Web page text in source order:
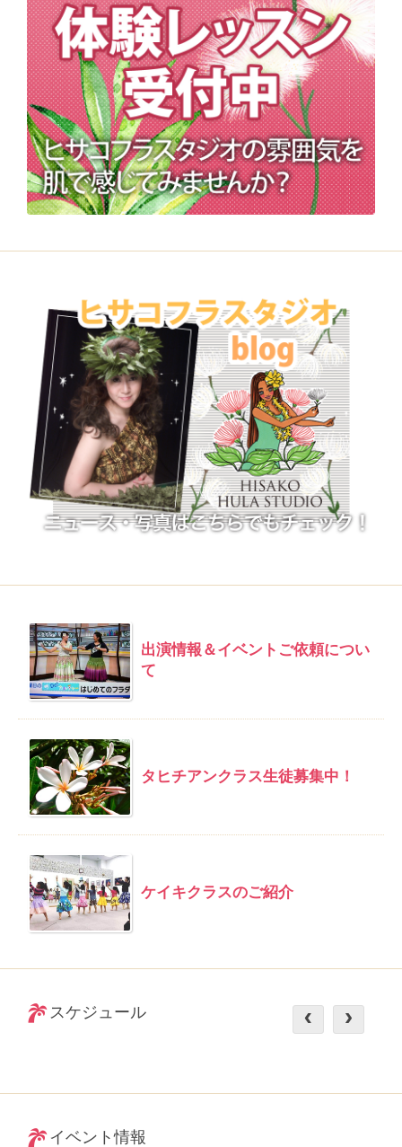
出演情報＆イベントご依頼につい
て
タヒチアンクラス生徒募集中！
ケイキクラスのご紹介
スケジュール
イベント情報